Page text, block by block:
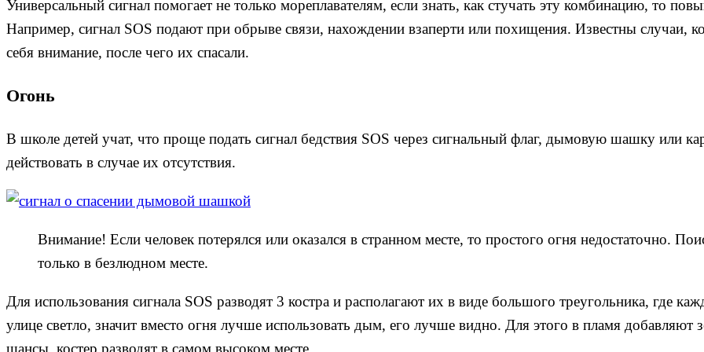
Универсальный сигнал помогает не только мореплавателям, если знать, как стучать эту комбинацию, то
Например, сигнал SOS подают при обрыве связи, нахождении взаперти или похищения. Известны случаи,
себя внимание, после чего их спасали.
Огонь
В школе детей учат, что проще подать сигнал бедствия SOS через сигнальный флаг, дымовую шашку или
действовать в случае их отсутствия.
Внимание! Если человек потерялся или оказался в странном месте, то простого огня недостаточно.
только в безлюдном месте.
Для использования сигнала SOS разводят 3 костра и располагают их в виде большого треугольника, где
улице светло, значит вместо огня лучше использовать дым, его лучше видно. Для этого в пламя добавляют
шансы, костер разводят в самом высоком месте.